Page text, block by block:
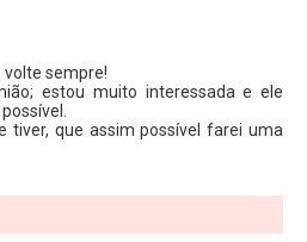
volte sempre!
estou muito interessada e ele
tiver, que assim possível farei uma